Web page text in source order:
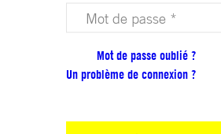
Votre mot de passe (obligatoire)
Mot de passe oublié ?
Un problème de connexion ?